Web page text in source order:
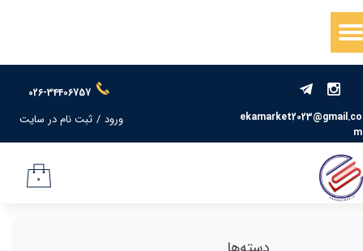
026-34406757
ekamarket2023@gmail.co
m
ورود / ثبت نام در سایت
حساب کاربری من
سفارشات
خروج از حساب کاربری
۰